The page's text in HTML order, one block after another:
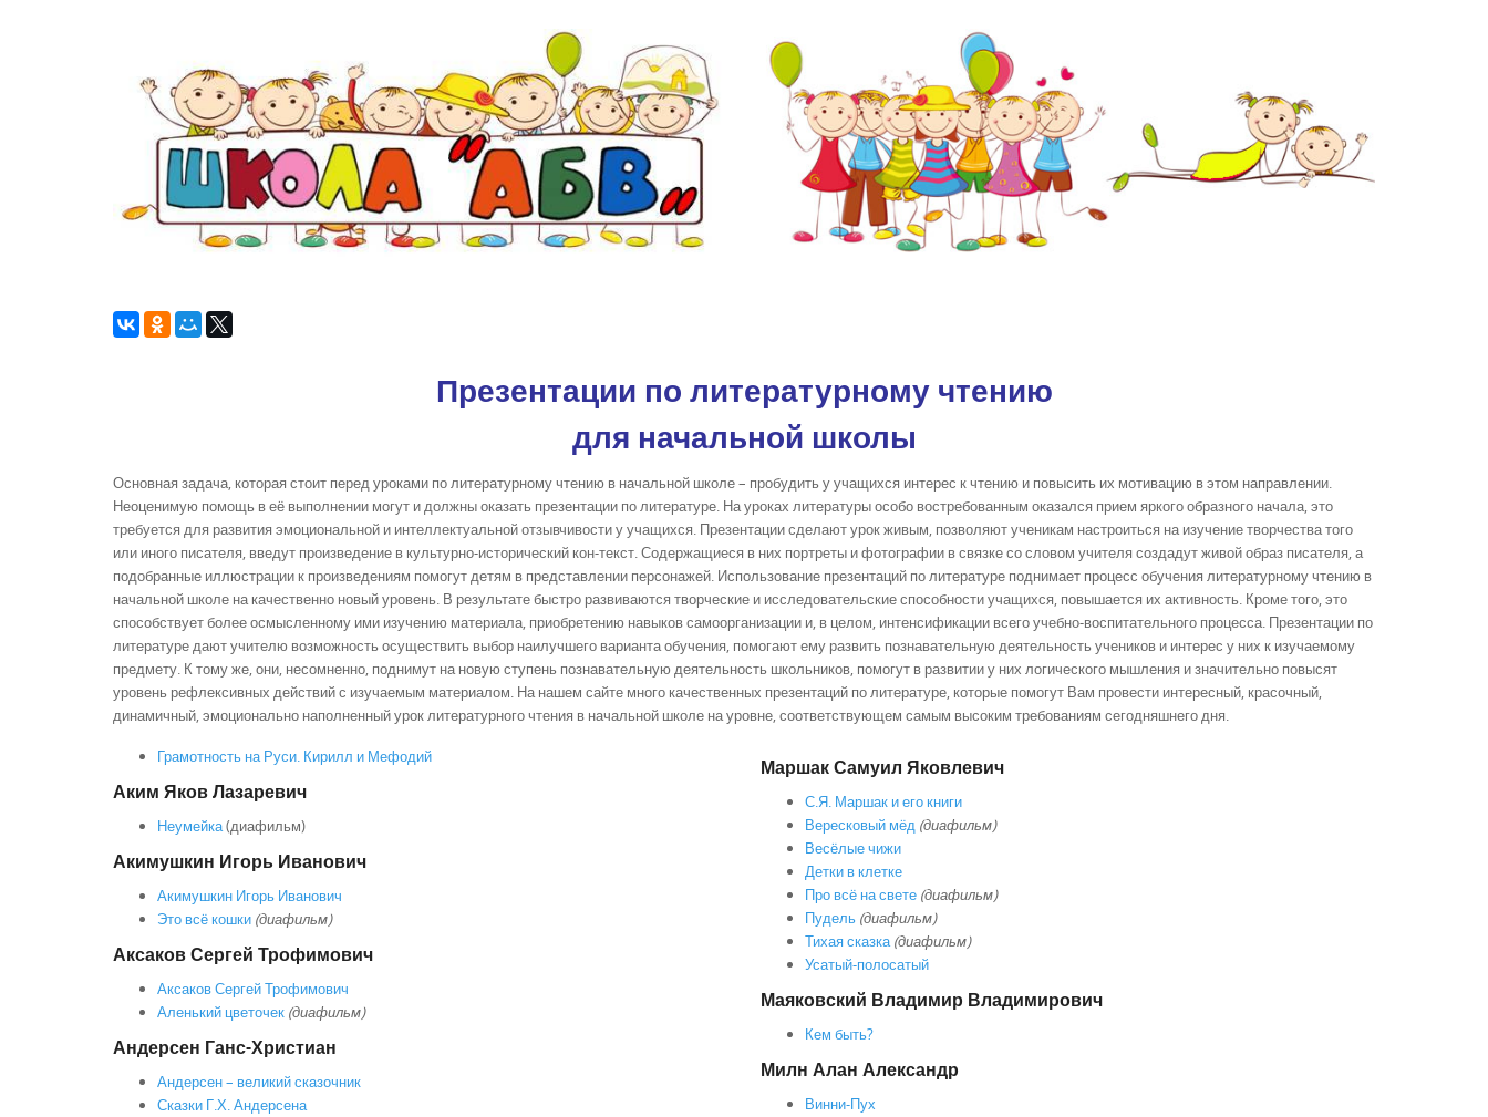
Презентации по литературному чтению
для начальной школы
Основная задача, которая стоит перед уроками по литературному чтению в начальной школе – пробудить у учащихся интерес к чтению и повысить их мотивацию в этом направлении.
Неоценимую помощь в её выполнении могут и должны оказать презентации по литературе. На уроках литературы особо востребованным оказался прием яркого образного начала, это
требуется для развития эмоциональной и интеллектуальной отзывчивости у учащихся. Презентации сделают урок живым, позволяют ученикам настроиться на изучение творчества того
или иного писателя, введут произведение в культурно-исторический кон-текст. Содержащиеся в них портреты и фотографии в связке со словом учителя создадут живой образ писателя, а
подобранные иллюстрации к произведениям помогут детям в представлении персонажей. Использование презентаций по литературе поднимает процесс обучения литературному чтению в
начальной школе на качественно новый уровень. В результате быстро развиваются творческие и исследовательские способности учащихся, повышается их активность. Кроме того, это
способствует более осмысленному ими изучению материала, приобретению навыков самоорганизации и, в целом, интенсификации всего учебно-воспитательного процесса. Презентации по
литературе дают учителю возможность осуществить выбор наилучшего варианта обучения, помогают ему развить познавательную деятельность учеников и интерес у них к изучаемому
предмету. К тому же, они, несомненно, поднимут на новую ступень познавательную деятельность школьников, помогут в развитии у них логического мышления и значительно повысят
уровень рефлексивных действий с изучаемым материалом. На нашем сайте много качественных презентаций по литературе, которые помогут Вам провести интересный, красочный,
динамичный, эмоционально наполненный урок литературного чтения в начальной школе на уровне, соответствующем самым высоким требованиям сегодняшнего дня.
Грамотность на Руси. Кирилл и Мефодий
Аким Яков Лазаревич
Неумейка(диафильм)
Акимушкин Игорь Иванович
Акимушкин Игорь Иванович
Это всё кошки (диафильм)
Аксаков Сергей Трофимович
Аксаков Сергей Трофимович
Аленький цветочек (диафильм)
Андерсен Ганс-Христиан
Андерсен – великий сказочник
Сказки Г.Х. Андерсена
Маршак Самуил Яковлевич
С.Я. Маршак и его книги
Вересковый мёд (диафильм)
Весёлые чижи
Детки в клетке
Про всё на свете (диафильм)
Пудель (диафильм)
Тихая сказка (диафильм)
Усатый-полосатый
Маяковский Владимир Владимирович
Кем быть?
Милн Алан Александр
Винни-Пух